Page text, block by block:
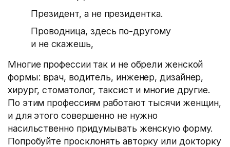
Президент, а не президентка.
Проводница, здесь по-другому
и не скажешь,
Многие профессии так и не обрели женской
формы: врач, водитель, инженер, дизайнер,
хирург, стоматолог, таксист и многие другие.
По этим профессиям работают тысячи женщин,
и для этого совершенно не нужно
насильственно придумывать женскую форму.
Попробуйте просклонять авторку или докторку